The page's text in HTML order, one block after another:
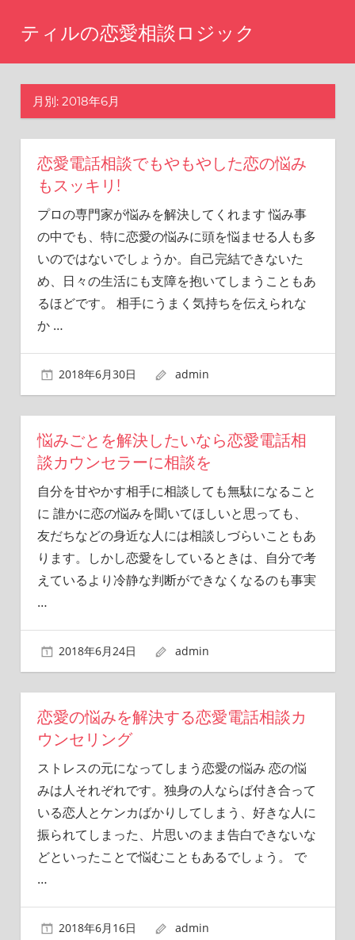
ティルの恋愛相談ロジック
に
か？
月別: 2018年6月
恋愛電話相談でもやもやした恋の悩み
もスッキリ!
プロの専門家が悩みを解決してくれます 悩み事
の中でも、特に恋愛の悩みに頭を悩ませる人も多
いのではないでしょうか。自己完結できないた
め、日々の生活にも支障を抱いてしまうこともあ
るほどです。 相手にうまく気持ちを伝えられな
か …
2018年6月30日 admin
悩みごとを解決したいなら恋愛電話相
談カウンセラーに相談を
自分を甘やかす相手に相談しても無駄になること
に 誰かに恋の悩みを聞いてほしいと思っても、
友だちなどの身近な人には相談しづらいこともあ
ります。しかし恋愛をしているときは、自分で考
えているより冷静な判断ができなくなるのも事実
…
2018年6月24日 admin
恋愛の悩みを解決する恋愛電話相談カ
ウンセリング
ストレスの元になってしまう恋愛の悩み 恋の悩
みは人それぞれです。独身の人ならば付き合って
いる恋人とケンカばかりしてしまう、好きな人に
振られてしまった、片思いのまま告白できないな
どといったことで悩むこともあるでしょう。 で
…
2018年6月16日 admin